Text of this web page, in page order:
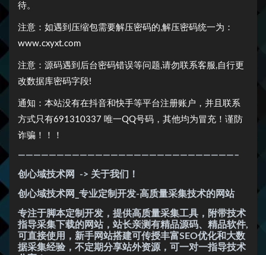
待。
注意：如遇到压缩包需要解压密码的,解压密码统一为：
www.cxyxt.com
注意：源码遇到后台密码错误等问题,请勿联系客服,自行更
改数据库密码字段!
通知：本站没有在抖音和快手等平台注册账户，并且联系
方式只有691310337 唯一QQ号码，其他均为冒充！谨防
诈骗！！！
————————————————————————————–
创心域技术网 -> 关于我们！
创心域技术网_专业定制开发-高质量采集技术的网站
专注于脚本定制开发，提供高质量采集工具，附带技术
指导采集下载的网站，站长亲测有精品源码、精品软件,
可直接使用，新手网站搭建可传授丰富SEO优化和大数
据采集经验，不定期分享站外资源，可一对一指导技术